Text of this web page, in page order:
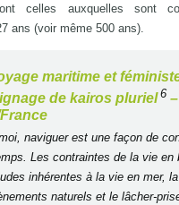
celles auxquelles sont
ans (voir même 500 ans).
maritime et
de kairos pluriel6 –
naviguer est une façon de
Les contraintes de la vie en
inhérentes à la vie en mer,
naturels et le lâcher-